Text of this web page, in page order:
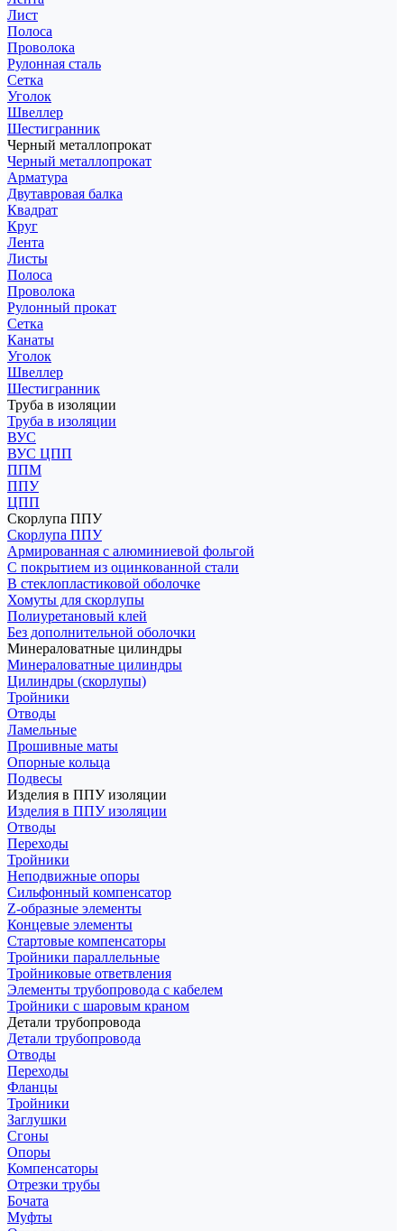
Лист
Полоса
Проволока
Рулонная сталь
Сетка
Уголок
Швеллер
Шестигранник
Черный металлопрокат
Черный металлопрокат
Арматура
Двутавровая балка
Квадрат
Круг
Лента
Листы
Полоса
Проволока
Рулонный прокат
Сетка
Канаты
Уголок
Швеллер
Шестигранник
Труба в изоляции
Труба в изоляции
ВУС
ВУС ЦПП
ППМ
ППУ
ЦПП
Скорлупа ППУ
Скорлупа ППУ
Армированная с алюминиевой фольгой
С покрытием из оцинкованной стали
В стеклопластиковой оболочке
Хомуты для скорлупы
Полиуретановый клей
Без дополнительной оболочки
Минераловатные цилиндры
Минераловатные цилиндры
Цилиндры (скорлупы)
Тройники
Отводы
Ламельные
Прошивные маты
Опорные кольца
Подвесы
Изделия в ППУ изоляции
Изделия в ППУ изоляции
Отводы
Переходы
Тройники
Неподвижные опоры
Cильфонный компенсатор
Z-образные элементы
Концевые элементы
Стартовые компенсаторы
Тройники параллельные
Тройниковые ответвления
Элементы трубопровода с кабелем
Тройники с шаровым краном
Детали трубопровода
Детали трубопровода
Отводы
Переходы
Фланцы
Тройники
Заглушки
Сгоны
Опоры
Компенсаторы
Отрезки трубы
Бочата
Муфты